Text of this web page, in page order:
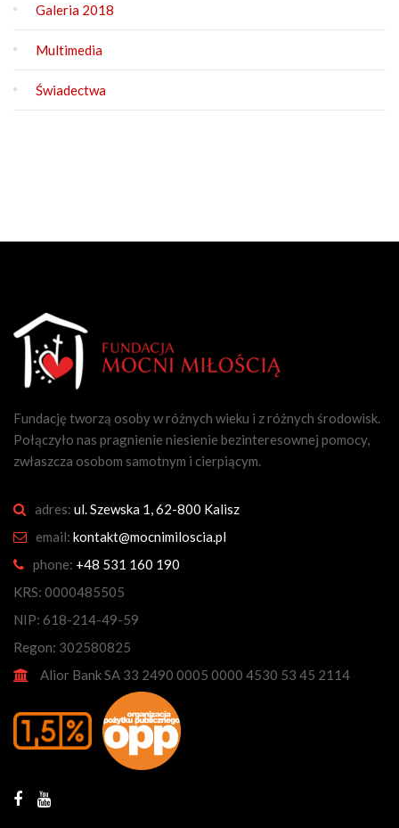
Galeria 2018
Multimedia
Świadectwa
Fundację tworzą osoby w różnych wieku i z różnych środowisk.
Połączyło nas pragnienie niesienie bezinteresownej pomocy,
zwłaszcza osobom samotnym i cierpiącym.
adres: ul. Szewska 1, 62-800 Kalisz
email: kontakt@mocnimiloscia.pl
phone: +48 531 160 190
KRS: 0000485505
NIP: 618-214-49-59
Regon: 302580825
Alior Bank SA 33 2490 0005 0000 4530 53 45 2114